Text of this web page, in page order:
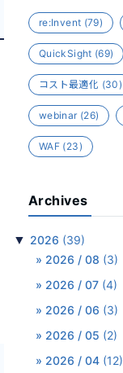
re:Invent (79)
QuickSight (69)
コスト最適化 (30)
webinar(26)
WAF (23)
Archives
▼ 2026 (39)
2026 / 08 (3)
2026 / 07 (4)
2026 / 06 (3)
2026 / 05 (2)
2026 / 04 (12)